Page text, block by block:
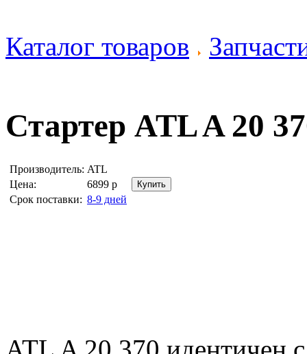
Каталог товаров
Стартер ATL A 20
Производитель: ATL
Цена:
6899 р
Срок поставки: 8-9 дней